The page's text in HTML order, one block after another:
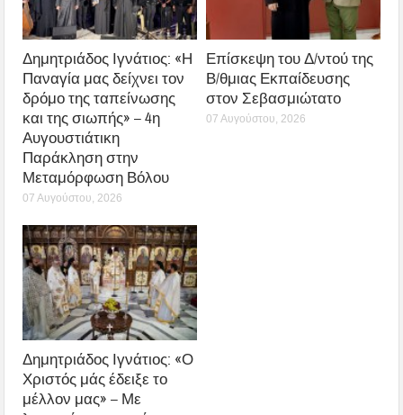
Δημητριάδος Ιγνάτιος: «Η
Παναγία μας δείχνει τον
δρόμο της ταπείνωσης
και της σιωπής» – 4η
Αυγουστιάτικη
Παράκληση στην
Μεταμόρφωση Βόλου
07 Αυγούστου, 2026
Επίσκεψη του Δ/ντού της
Β/θμιας Εκπαίδευσης
στον Σεβασμιώτατο
07 Αυγούστου, 2026
Δημητριάδος Ιγνάτιος: «Ο
Χριστός μάς έδειξε το
μέλλον μας» – Με